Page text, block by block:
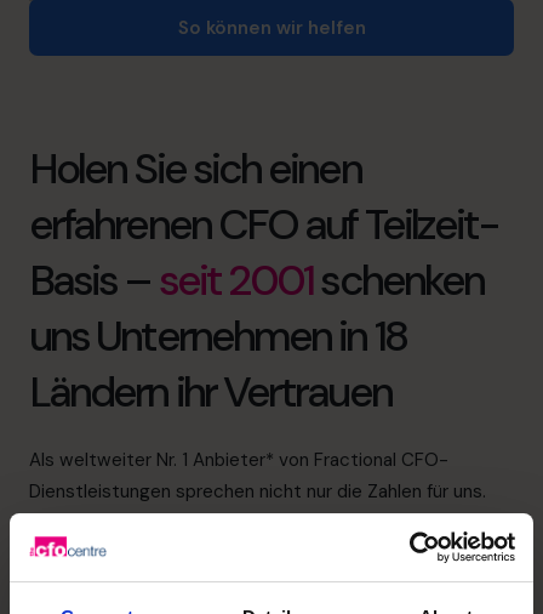
So können wir helfen
Holen Sie sich einen
erfahrenen CFO auf Teilzeit-
Basis –seit 2001schenken
uns Unternehmen in 18
Ländern ihr Vertrauen
Als weltweiter Nr. 1 Anbieter* von Fractional CFO-
Dienstleistungen sprechen nicht nur die Zahlen für uns.
der CFO-Kandidaten, emotionale Stärke durch
vertrauensvolle Kundenbeziehungen und gemeinsames